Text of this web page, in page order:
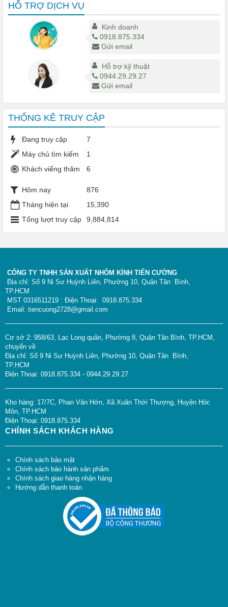
HỖ TRỢ DỊCH VỤ
Kinh doanh
0918.875.334
Gửi email
Hỗ trợ kỹ thuật
0944.29.29.27
Gửi email
THỐNG KÊ TRUY CẬP
Đang truy cập
7
Máy chủ tìm kiếm
1
Khách viếng thăm
6
Hôm nay
876
Tháng hiện tại
15,390
Tổng lượt truy cập
9,884,814
CÔNG TY TNHH SẢN XUẤT NHÔM KÍNH TIẾN CƯỜNG
Địa chỉ: Số 9 Ni Sư Huỳnh Liên, Phường 10, Quận Tân Bình,
TP.HCM
MST 0316511219 : Điện Thoại: 0918.875.334
Email: tiencuong2728@gmail.com
Cơ sở 2: 958/63, Lạc Long quân, Phường 8, Quận Tân Bình, TP.HCM,
chuyển về
Địa chỉ: Số 9 Ni Sư Huỳnh Liên, Phường 10, Quận Tân Bình,
TP.HCM
Điện Thoại: 0918.875.334 - 0944.29.29.27
Kho hàng: 17/7C, Phan Văn Hớn, Xã Xuân Thới Thượng, Huyện Hóc
Môn, TP.HCM
Điện Thoại: 0918.875.334
CHÍNH SÁCH KHÁCH HÀNG
Chính sách bảo mật
Chính sách bảo hành sản phẩm
Chính sách giao hàng nhận hàng
Hướng dẫn thanh toán